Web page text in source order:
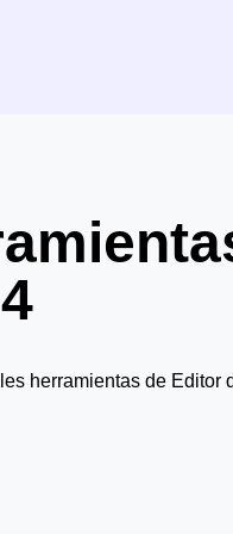
herramientas de